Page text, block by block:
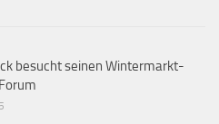
besucht seinen Wintermarkt-